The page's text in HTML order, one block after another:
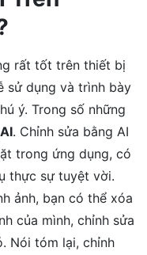
rất tốt trên thiết bị
sử dụng và trình bày
ý. Trong số những
. Chỉnh sửa bằng AI
trong ứng dụng, có
thực sự tuyệt vời.
ảnh, bạn có thể xóa
của mình, chỉnh sửa
Nói tóm lại, chỉnh